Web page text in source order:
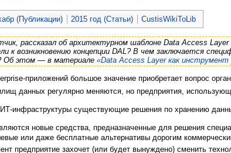
(Публикации) 2015 год (Статьи) CustisWikiToLib
рассказал об архитектурном шаблоне Data Access Layer
к возникновению концепции DAL? В чем заключается
Об этом — в материале «Data Access Layer как инструмент
приложений большое значение приобретает вопрос
данных регулярно меняются, но предприятия,
инфраструктуры существующие решения по хранению
новые средства, предназначенные для решения
или даже бесплатные альтернативы дорогим
предприятие захочет (или будет вынуждено) сменить